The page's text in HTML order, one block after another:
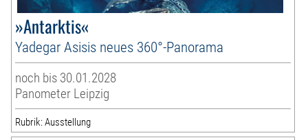
»Antarktis«
Yadegar Asisis neues 360°-Panorama
noch bis 30.01.2028
Panometer Leipzig
Rubrik: Ausstellung